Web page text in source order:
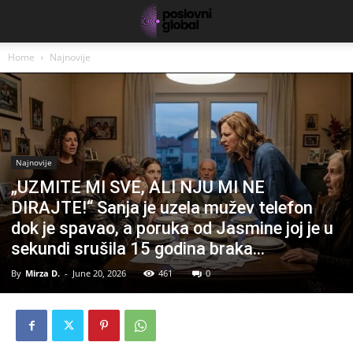
Home Najnovije
Najnovije
„UZMITE MI SVE, ALI NJU MI NE
DIRAJTE!“ Sanja je uzela mužev telefon
dok je spavao, a poruka od Jasmine joj je u
sekundi srušila 15 godina braka…
By Mirza D. - June 20, 2026 461 0